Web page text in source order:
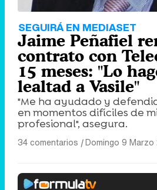
SEGUIRÁ EN MEDIASET
Jaime Peñafiel
contrato con
15 meses: "Lo
lealtad a Vasile"
"Me ha ayudado y
en momentos difíciles de
profesional", asegura.
34 comentarios |Domingo 9 Marzo